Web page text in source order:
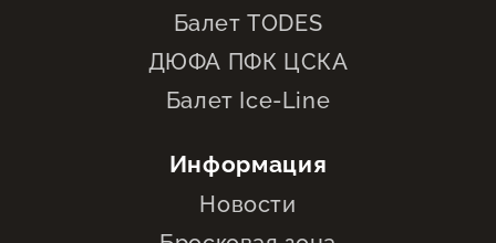
Балет TODES
ДЮФА ПФК ЦСКА
Балет Ice-Line
Информация
Новости